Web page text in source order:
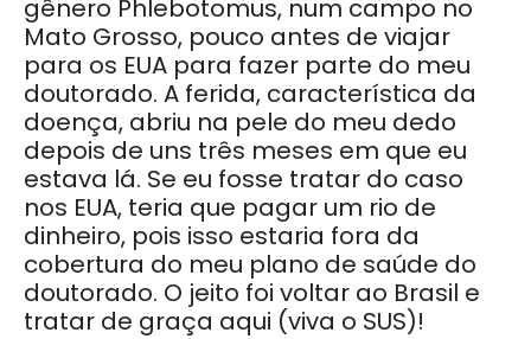
gênero Phlebotomus, num campo no
Mato Grosso, pouco antes de viajar
para os EUA para fazer parte do meu
doutorado. A ferida, característica da
doença, abriu na pele do meu dedo
depois de uns três meses em que eu
estava lá. Se eu fosse tratar do caso
nos EUA, teria que pagar um rio de
dinheiro, pois isso estaria fora da
cobertura do meu plano de saúde do
doutorado. O jeito foi voltar ao Brasil e
tratar de graça aqui (viva o SUS)!